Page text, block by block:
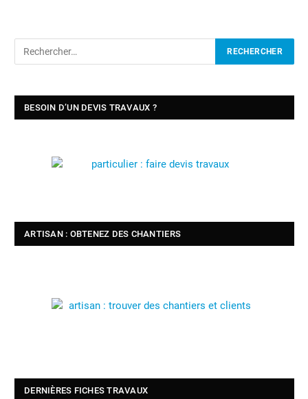
BESOIN D’UN DEVIS TRAVAUX ?
ARTISAN : OBTENEZ DES CHANTIERS
DERNIÈRES FICHES TRAVAUX